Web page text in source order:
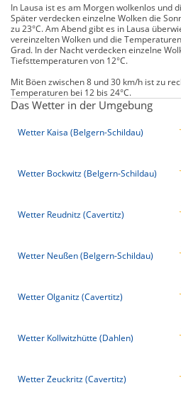
In Lausa ist es am Morgen wolkenlos und
Später verdecken einzelne Wolken die
zu 23°C. Am Abend gibt es in Lausa
vereinzelten Wolken und die
Grad. In der Nacht verdecken einzelne
Tiefsttemperaturen von 12°C.
Mit Böen zwischen 8 und 30 km/h ist zu
Temperaturen bei 12 bis 24°C.
Das Wetter in der Umgebung
Wetter Kaisa (Belgern-Schildau)
Wetter Bockwitz (Belgern-Schildau)
Wetter Reudnitz (Cavertitz)
Wetter Neußen (Belgern-Schildau)
Wetter Olganitz (Cavertitz)
Wetter Kollwitzhütte (Dahlen)
Wetter Zeuckritz (Cavertitz)